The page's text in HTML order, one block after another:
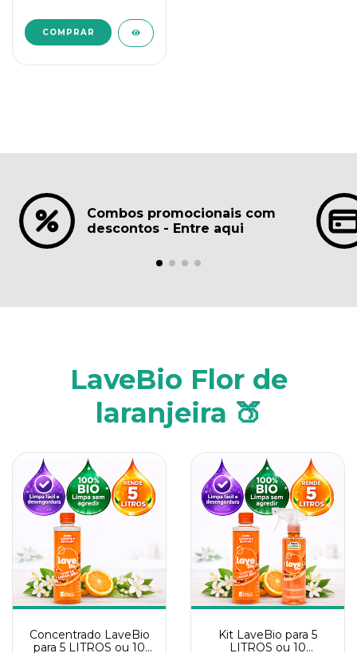
Combos promocionais com
descontos - Entre aqui
LaveBio Flor de
laranjeira 🍑
Concentrado LaveBio
para 5 LITROS ou 10
Kit LaveBio para 5
LITROS ou 10